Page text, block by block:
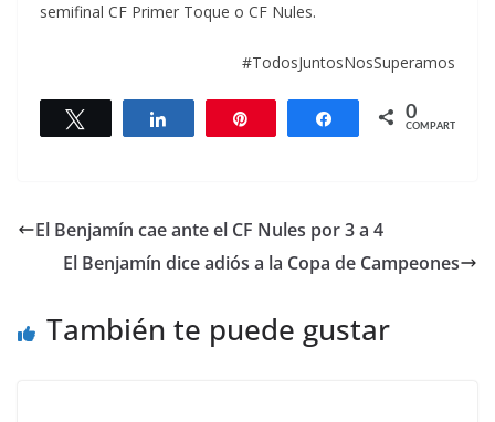
semifinal CF Primer Toque o CF Nules.
#TodosJuntosNosSuperamos
Twittear Compartir Compartir
0
COMPARTIR
El Benjamín cae ante el CF Nules por 3 a 4
El Benjamín dice adiós a la Copa de Campeones
También te puede gustar